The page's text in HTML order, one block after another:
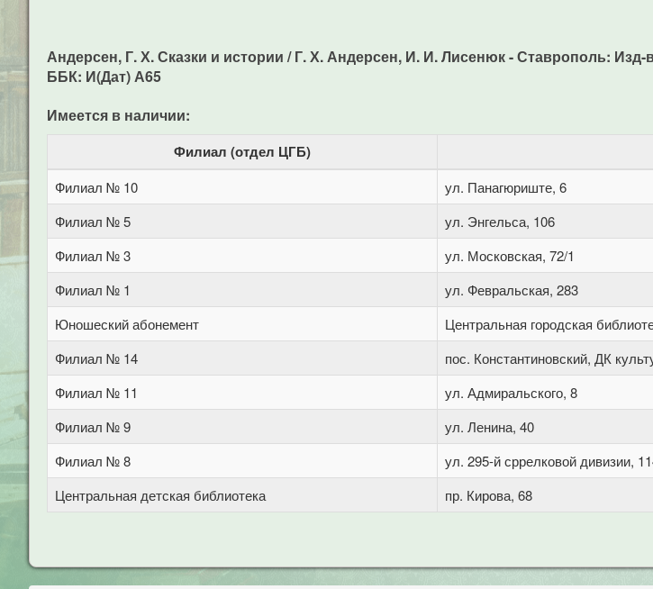
Андерсен, Г. Х. Сказки и истории / Г. Х. Андерсен, И. И. Лисенюк - Ставрополь: Изд-
ББК: И(Дат) А65
Имеется в наличии:
Филиал (отдел ЦГБ)
Филиал № 10 ул. Панагюриште, 6
Филиал № 5
ул. Энгельса, 106
Филиал № 3
ул. Московская, 72/1
Филиал № 1
ул. Февральская, 283
Юношеский абонемент
Центральная городская
Филиал № 14
пос. Константиновский, ДК
Филиал № 11
ул. Адмиральского, 8
Филиал № 9
ул. Ленина, 40
Филиал № 8
ул. 295-й сррелковой дивизии,
Центральная детская библиотека
пр. Кирова, 68